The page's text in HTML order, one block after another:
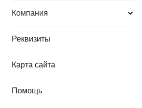
Компания
Реквизиты
Карта сайта
Помощь
Компрессор возд 4-х
присутствует на